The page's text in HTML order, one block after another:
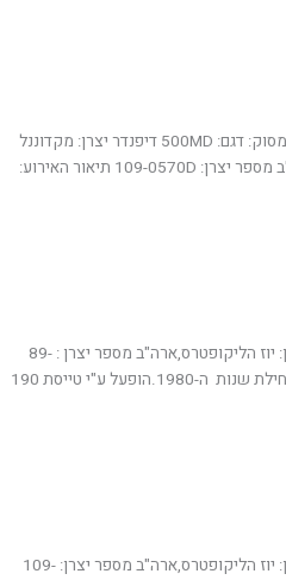
עריכת מקור: אבינעם מיסניקוב פרטי המסוק: דגם: 500MD דיפנדר יצרן: מקדוננל
דגלס הליקופטרים, מסה, אריזונה, ארה"ב מספר יצרן: 109-0570D תיאור האירוע:
פרטי המסוק: דגם: 500MD דיפנדר יצרן: יוז הליקופטרס,ארה"ב מספר יצרן : 89-
פרטי המסוק: דגם: 500MD דיפנדר יצרן: יוז הליקופטרס,ארה"ב מספר יצרן: 109-